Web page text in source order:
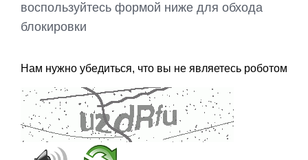
воспользуйтесь формой ниже для обхода
блокировки
Нам нужно убедиться, что вы не являетесь роботом